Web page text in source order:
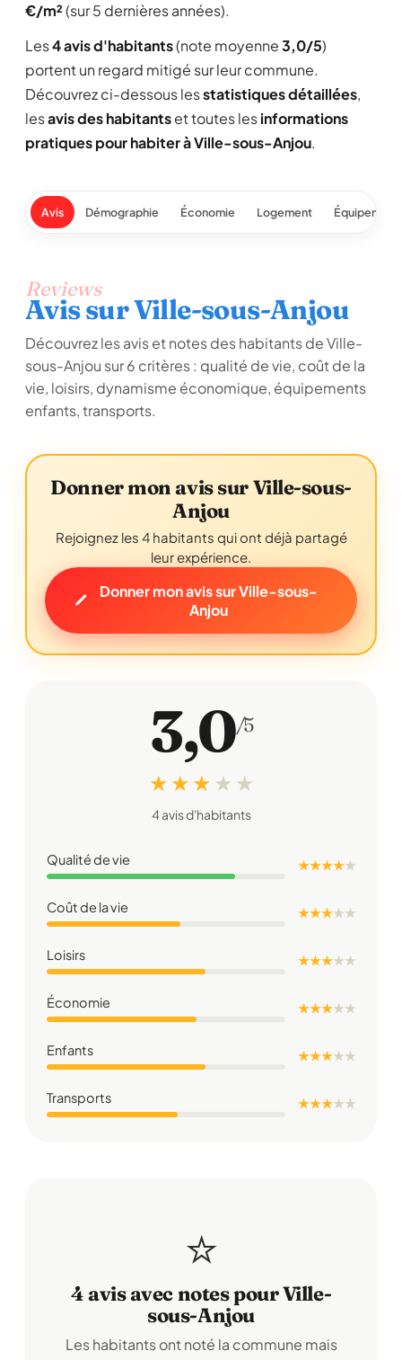
€/m²(sur 5 dernières années).
Les4 avis d'habitants(note moyenne3,0/5)
portent un regard mitigé sur leur commune.
Découvrez ci-dessous lesstatistiques détaillées,
lesavis des habitantset toutes lesinformations
pratiques pour habiter à Ville-sous-Anjou.
Avis Démographie Économie Logement
Reviews
Avis sur Ville-sous-Anjou
Découvrez les avis et notes des habitants de Ville-
sous-Anjou sur 6 critères : qualité de vie, coût de la
vie, loisirs, dynamisme économique, équipements
enfants, transports.
Donner mon avis sur Ville-sous-
Anjou
Rejoignez les 4 habitants qui ont déjà partagé
leur expérience.
Donner mon avis sur Ville-sous-
Anjou
3,0/5
★ ★ ★ ★ ★
4 avis d'habitants
Qualité de vie ★ ★ ★ ★★
Coût de la vie ★ ★ ★★★
Loisirs ★ ★ ★★★
Économie ★ ★ ★★★
Enfants ★ ★ ★★★
Transports ★ ★ ★★★
⭐
4 avis avec notes pour Ville-
sous-Anjou
Les habitants ont noté la commune mais